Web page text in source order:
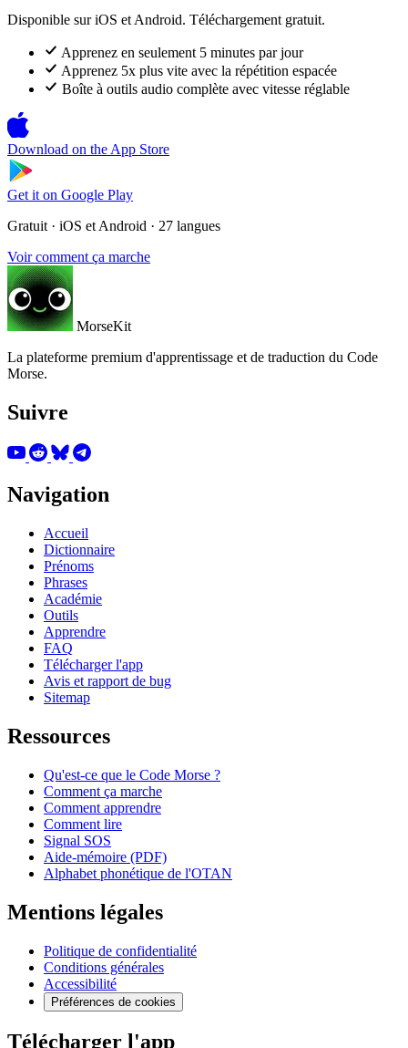
Disponible sur iOS et Android. Téléchargement gratuit.
Apprenez en seulement 5 minutes par jour
Apprenez 5x plus vite avec la répétition espacée
Boîte à outils audio complète avec vitesse réglable
Download on the App Store
Get it on Google Play
Gratuit · iOS et Android · 27 langues
Voir comment ça marche
MorseKit
La plateforme premium d'apprentissage et de traduction du Code
Morse.
Suivre
Navigation
Accueil
Dictionnaire
Prénoms
Phrases
Académie
Outils
Apprendre
FAQ
Télécharger l'app
Avis et rapport de bug
Sitemap
Ressources
Qu'est-ce que le Code Morse ?
Comment ça marche
Comment apprendre
Comment lire
Signal SOS
Aide-mémoire (PDF)
Alphabet phonétique de l'OTAN
Mentions légales
Politique de confidentialité
Conditions générales
Accessibilité
Préférences de cookies
Télécharger l'app